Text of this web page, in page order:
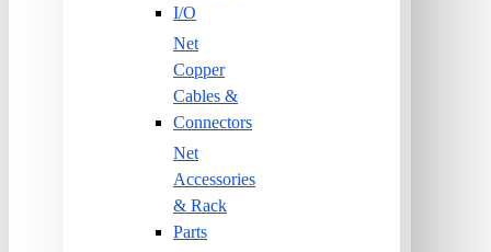
I/O
Net
Copper
Cables &
Connectors
Net
Accessories
& Rack
Parts